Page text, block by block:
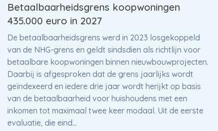
Betaalbaarheidsgrens koopwoningen
435.000 euro in 2027
De betaalbaarheidsgrens werd in 2023 losgekoppeld
van de NHG-grens en geldt sindsdien als richtlijn voor
betaalbare koopwoningen binnen nieuwbouwprojecten.
Daarbij is afgesproken dat de grens jaarlijks wordt
geïndexeerd en iedere drie jaar wordt herijkt op basis
van de betaalbaarheid voor huishoudens met een
inkomen tot maximaal twee keer modaal. Uit de eerste
evaluatie, die eind…